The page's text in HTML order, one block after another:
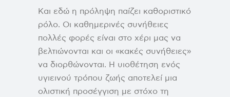
Και εδώ η πρόληψη παίζει καθοριστικό
ρόλο. Οι καθημερινές συνήθειες
πολλές φορές είναι στο χέρι μας να
βελτιώνονται και οι «κακές συνήθειες»
να διορθώνονται. Η υιοθέτηση ενός
υγιεινού τρόπου ζωής αποτελεί μια
ολιστική προσέγγιση με στόχο τη